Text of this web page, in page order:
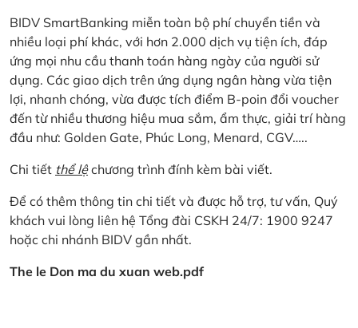
BIDV SmartBanking miễn toàn bộ phí chuyển tiền và
nhiều loại phí khác, với hơn 2.000 dịch vụ tiện ích, đáp
ứng mọi nhu cầu thanh toán hàng ngày của người sử
dụng. Các giao dịch trên ứng dụng ngân hàng vừa tiện
lợi, nhanh chóng, vừa được tích điểm B-poin đổi voucher
đến từ nhiều thương hiệu mua sắm, ẩm thực, giải trí hàng
đầu như: Golden Gate, Phúc Long, Menard, CGV…..
Chi tiết thể lệchương trình đính kèm bài viết.
Để có thêm thông tin chi tiết và được hỗ trợ, tư vấn, Quý
khách vui lòng liên hệ Tổng đài CSKH 24/7: 1900 9247
hoặc chi nhánh BIDV gần nhất.
The le Don ma du xuan web.pdf